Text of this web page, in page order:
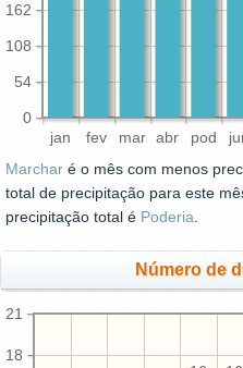
jan fev mar abr pod
0
54
108
162
Marchar é o mês com menos
total de precipitação para este
precipitação total é Poderia
Número de
18
21